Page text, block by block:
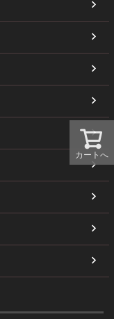
カートへ